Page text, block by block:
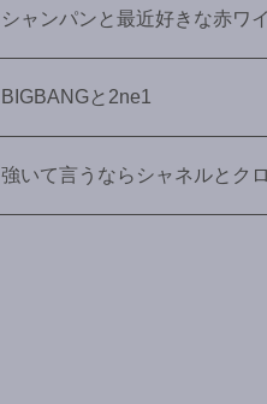
シャンパンと最近好きな赤ワ
BIGBANGと2ne1
強いて言うならシャネルとク